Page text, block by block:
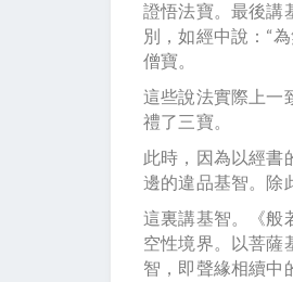
證悟法寶。最後講
別，如經中說：“
僧寶。
這些說法實際上一
禮了三寶。
此時，因為以經書
邊的違品基智。除
這裏講基智。《般
空性境界。以菩薩
智，即聲緣相續中